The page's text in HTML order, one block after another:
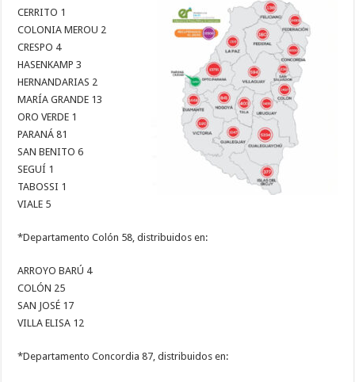
CERRITO 1
COLONIA MEROU 2
CRESPO 4
HASENKAMP 3
HERNANDARIAS 2
MARÍA GRANDE 13
ORO VERDE 1
PARANÁ 81
SAN BENITO 6
SEGUÍ 1
TABOSSI 1
VIALE 5
*Departamento Colón 58, distribuidos en:
ARROYO BARÚ 4
COLÓN 25
SAN JOSÉ 17
VILLA ELISA 12
*Departamento Concordia 87, distribuidos en: